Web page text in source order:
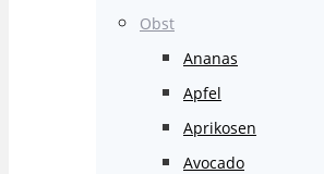
Obst
Ananas
Apfel
Aprikosen
Avocado